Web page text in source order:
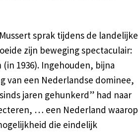
sprak tijdens de landelijke
zijn beweging spectaculair:
(in 1936). Ingehouden, bijna
van een Nederlandse dominee,
jaren gehunkerd” had naar
… een Nederland waarop
die eindelijk